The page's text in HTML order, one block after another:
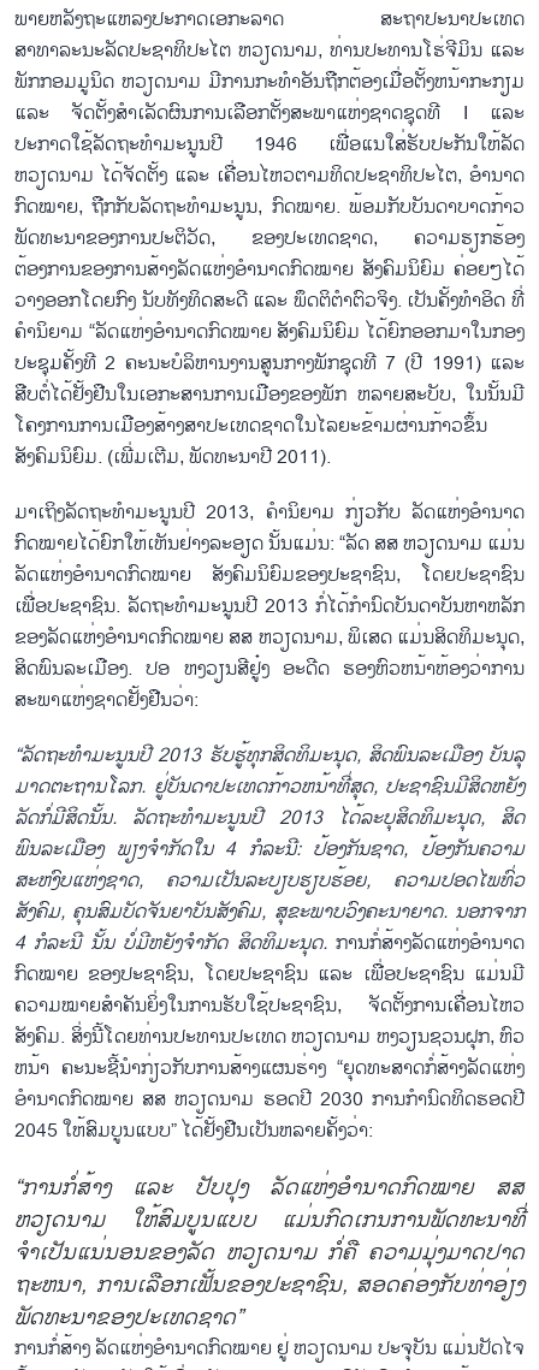
ພາຍຫລັງຖະແຫລງປະກາດເອກະລາດ ສະຖາປະນາປະເທດ
ສາທາລະນະລັດປະຊາທິປະໄຕ ຫວຽດນາມ, ທ່ານປະທານໂຮ່ຈີມິນ ແລະ
ພັກກອມມູນິດ ຫວຽດນາມ ມີການກະທຳອັນຖືກຕ້ອງເມື່ອຕັ້ງຫນ້າກະກຽມ
ແລະ ຈັດຕັ້ງສຳເລັດຜົນການເລືອກຕັ້ງສະພາແຫ່ງຊາດຊຸດທີ I ແລະ
ປະກາດໃຊ້ລັດຖະທຳມະນູນປີ 1946 ເພື່ອແນໃສ່ຮັບປະກັນໃຫ້ລັດ
ຫວຽດນາມ ໄດ້ຈັດຕັ້ງ ແລະ ເຄື່ອນໄຫວຕາມທິດປະຊາທິປະໄຕ, ອຳນາດ
ກົດໝາຍ, ຖືກກັບລັດຖະທຳມະນູນ, ກົດໝາຍ. ພ້ອມກັບບັນດາບາດກ້າວ
ພັດທະນາຂອງການປະຕິວັດ, ຂອງປະເທດຊາດ, ຄວາມຮຽກຮ້ອງ
ຕ້ອງການຂອງການສ້າງລັດແຫ່ງອຳນາດກົດໝາຍ ສັງຄົມນິຍົມ ຄ່ອຍໆໄດ້
ວາງອອກໂດຍກົງ ນັບທັງທິດສະດີ ແລະ ພຶດຕິຕຳຕົວຈິງ. ເປັນຄັ້ງທຳອິດ ທີ່
ຄຳນິຍາມ “ລັດແຫ່ງອຳນາດກົດໝາຍ ສັງຄົມນິຍົມ ໄດ້ຍົກອອກມາໃນກອງ
ປະຊຸມຄັ້ງທີ 2 ຄະນະບໍລິຫານງານສູນກາງພັກຊຸດທີ 7 (ປີ 1991) ແລະ
ສືບຕໍ່ໄດ້ຢັ້ງຢືນໃນເອກະສານການເມືອງຂອງພັກ ຫລາຍສະບັບ, ໃນນັ້ນມີ
ໂຄງການການເມືອງສ້າງສາປະເທດຊາດໃນໄລຍະຂ້າມຜ່ານກ້າວຂຶ້ນ
ສັງຄົມນິຍົມ. (ເພີ່ມເຕີມ, ພັດທະນາປີ 2011).
ມາເຖິງລັດຖະທຳມະນູນປີ 2013, ຄຳນິຍາມ ກ່ຽວກັບ ລັດແຫ່ງອຳນາດ
ກົດໝາຍໄດ້ຍົກໃຫ້ເຫັນຢ່າງລະອຽດ ນັ້ນແມ່ນ: “ລັດ ສສ ຫວຽດນາມ ແມ່ນ
ລັດແຫ່ງອຳນາດກົດໝາຍ ສັງຄົມນິຍົມຂອງປະຊາຊົນ, ໂດຍປະຊາຊົນ
ເພື່ອປະຊາຊົນ. ລັດຖະທຳມະນູນປີ 2013 ກໍ່ໄດ້ກຳນົດບັນດາບັນຫາຫລັກ
ຂອງລັດແຫ່ງອຳນາດກົດໝາຍ ສສ ຫວຽດນາມ, ພິເສດ ແມ່ນສິດທິມະນຸດ,
ສິດພົນລະເມືອງ. ປອ ຫງວຽນສີຢູ໋ງ ອະດີດ ຮອງຫົວຫນ້າຫ້ອງວ່າການ
ສະພາແຫ່ງຊາດຢັ້ງຢືນວ່າ:
“ລັດຖະທຳມະນູນປີ 2013 ຮັບຮູ້ທຸກສິດທິມະນຸດ, ສິດພົນລະເມືອງ ບັນລຸ
ມາດຕະຖານໂລກ. ຢູ່ບັນດາປະເທດກ້າວຫນ້າທີ່ສຸດ, ປະຊາຊົນມີສິດຫຍັງ
ລັດກໍ່ມີສິດນັ້ນ. ລັດຖະທຳມະນູນປີ 2013 ໄດ້ລະບຸສິດທິມະນຸດ, ສິດ
ພົນລະເມືອງ ພຽງຈຳກັດໃນ 4 ກໍລະນີ: ປ້ອງກັນຊາດ, ປ້ອງກັນຄວາມ
ສະຫງົບແຫ່ງຊາດ, ຄວາມເປັນລະບຽບຮຽບຮ້ອຍ, ຄວາມປອດໄພທົ່ວ
ສັງຄົມ, ຄຸນສົມບັດຈັນຍາບັນສັງຄົມ, ສຸຂະພາບວົງຄະນາຍາດ. ນອກຈາກ
4 ກໍລະນີ ນັ້ນ ບໍ່ມີຫຍັງຈຳກັດ ສິດທິມະນຸດ.ການກໍ່ສ້າງລັດແຫ່ງອຳນາດ
ກົດໝາຍ ຂອງປະຊາຊົນ, ໂດຍປະຊາຊົນ ແລະ ເພື່ອປະຊາຊົນ ແມ່ນມີ
ຄວາມໝາຍສຳຄັນຍິ່ງໃນການຮັບໃຊ້ປະຊາຊົນ, ຈັດຕັ້ງການເຄື່ອນໄຫວ
ສັງຄົມ. ສິ່ງນີ້ໂດຍທ່ານປະທານປະເທດ ຫວຽດນາມ ຫງວຽນຊວນຝຸກ, ຫົວ
ຫນ້າ ຄະນະຊີ້ນຳກ່ຽວກັບການສ້າງແຜນຮ່າງ “ຍຸດທະສາດກໍ່ສ້າງລັດແຫ່ງ
ອຳນາດກົດໝາຍ ສສ ຫວຽດນາມ ຮອດປີ 2030 ການກຳນົດທິດຮອດປີ
2045 ໃຫ້ສົມບູນແບບ” ໄດ້ຢັ້ງຢືນເປັນຫລາຍຄັ້ງວ່າ:
“ການກໍ່ສ້າງ ແລະ ປັບປຸງ ລັດແຫ່ງອຳນາດກົດໝາຍ ສສ
ຫວຽດນາມ ໃຫ້ສົມບູນແບບ ແມ່ນກົດເກນການພັດທະນາທີ່
ຈຳເປັນແນ່ນອນຂອງລັດ ຫວຽດນາມ ກໍ່ຄື ຄວາມມຸ່ງມາດປາດ
ຖະຫນາ, ການເລືອກເຟັ້ນຂອງປະຊາຊົນ, ສອດຄ່ອງກັບທ່າອ່ຽງ
ພັດທະນາຂອງປະເທດຊາດ”
ການກໍ່ສ້າງ ລັດແຫ່ງອຳນາດກົດໝາຍ ຢູ່ ຫວຽດນາມ ປະຈຸບັນ ແມ່ນປັດໄຈ